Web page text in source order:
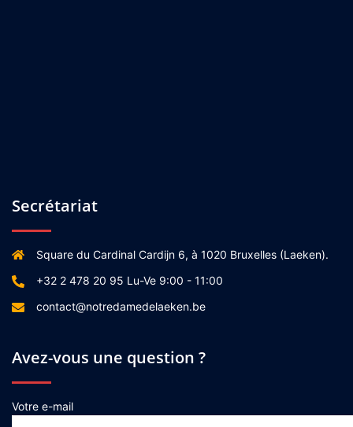
Secrétariat
Square du Cardinal Cardijn 6, à 1020 Bruxelles (Laeken).
+32 2 478 20 95 Lu-Ve 9:00 - 11:00
contact@notredamedelaeken.be
Avez-vous une question ?
Votre e-mail